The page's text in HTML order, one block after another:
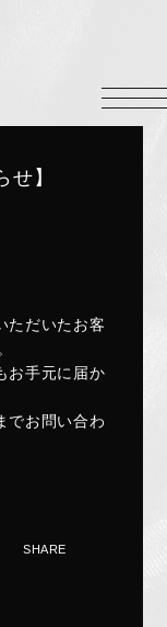
】
ただいたお客
お手元に届か
でお問い合わ
SHARE